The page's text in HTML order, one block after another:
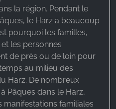
la région. Pendant le
le Harz a beaucoup
pourquoi les familles,
les personnes
de près ou de loin pour
au milieu des
Harz. De nombreux
Pâques dans le Harz,
familiales